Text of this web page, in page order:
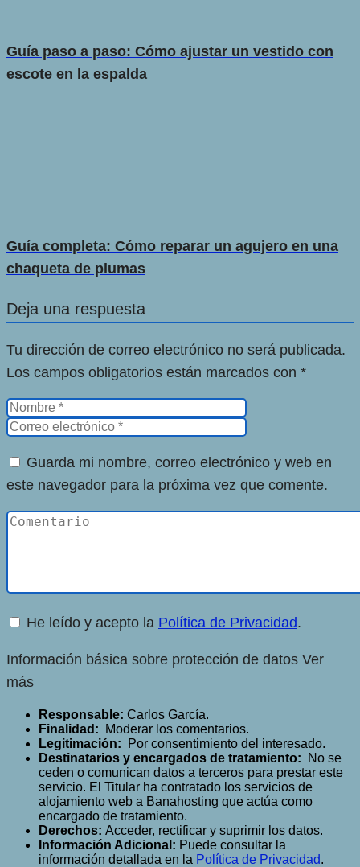
Guía paso a paso: Cómo ajustar un vestido con
escote en la espalda
Guía completa: Cómo reparar un agujero en una
chaqueta de plumas
Deja una respuesta
Tu dirección de correo electrónico no será publicada.
Los campos obligatorios están marcados con *
Guarda mi nombre, correo electrónico y web en
este navegador para la próxima vez que comente.
He leído y acepto la Política de Privacidad.
Información básica sobre protección de datos Ver
más
Responsable: Carlos García.
Finalidad: Moderar los comentarios.
Legitimación: Por consentimiento del interesado.
Destinatarios y encargados de tratamiento: No se
ceden o comunican datos a terceros para prestar este
servicio. El Titular ha contratado los servicios de
alojamiento web a Banahosting que actúa como
encargado de tratamiento.
Derechos: Acceder, rectificar y suprimir los datos.
Información Adicional: Puede consultar la
información detallada en la Política de Privacidad.